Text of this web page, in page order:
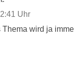
Uhr
Thema wird ja